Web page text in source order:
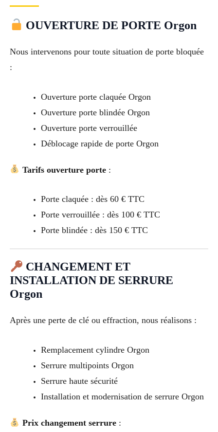
OUVERTURE DE PORTE Orgon
Nous intervenons pour toute situation de porte bloquée
:
Ouverture porte claquée Orgon
Ouverture porte blindée Orgon
Ouverture porte verrouillée
Déblocage rapide de porte Orgon
Tarifs ouverture porte:
Porte claquée : dès 60 € TTC
Porte verrouillée : dès 100 € TTC
Porte blindée : dès 150 € TTC
CHANGEMENT ET
INSTALLATION DE SERRURE
Orgon
Après une perte de clé ou effraction, nous réalisons :
Remplacement cylindre Orgon
Serrure multipoints Orgon
Serrure haute sécurité
Installation et modernisation de serrure Orgon
Prix changement serrure: